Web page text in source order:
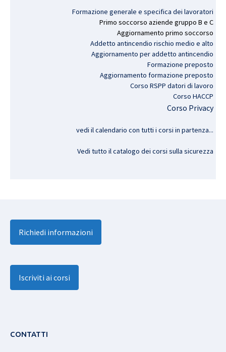
Formazione generale e specifica dei lavoratori
Primo soccorso aziende gruppo B e C
Aggiornamento primo soccorso
Addetto antincendio rischio medio e alto
Aggiornamento per addetto antincendio
Formazione preposto
Aggiornamento formazione preposto
Corso RSPP datori di lavoro
Corso HACCP
Corso Privacy
vedi il calendario con tutti i corsi in partenza...
Vedi tutto il catalogo dei corsi sulla sicurezza
Richiedi informazioni
Iscriviti ai corsi
CONTATTI